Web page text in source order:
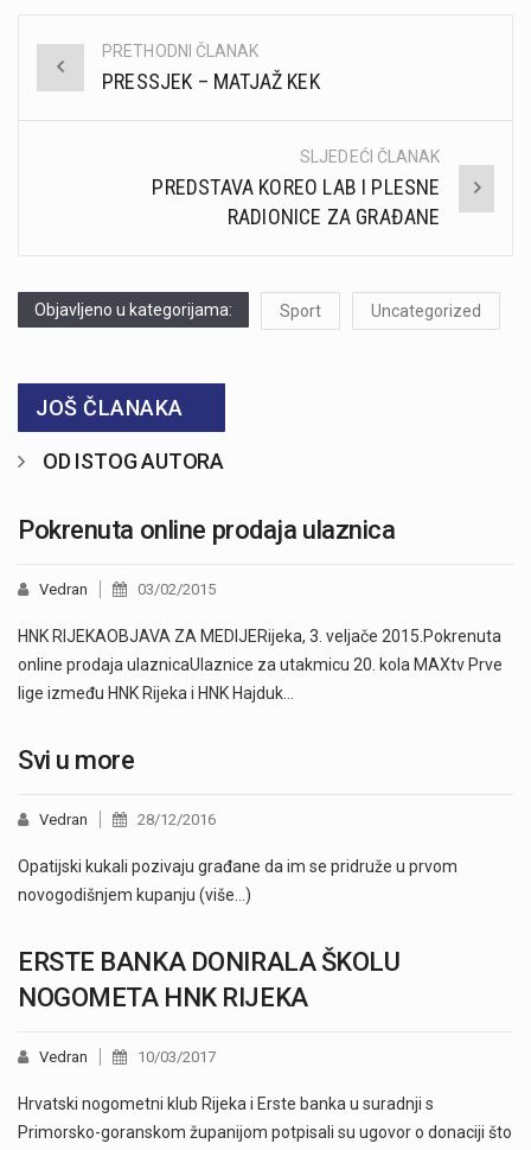
Post
PRETHODNI ČLANAK
PRESSJEK – MATJAŽ KEK
SLJEDEĆI ČLANAK
PREDSTAVA KOREO LAB I PLESNE
RADIONICE ZA GRAĐANE
Objavljeno u kategorijama: Sport Uncategorized
JOŠ ČLANAKA
OD ISTOG AUTORA
Pokrenuta online prodaja ulaznica
Vedran 03/02/2015
HNK RIJEKAOBJAVA ZA MEDIJERijeka, 3. veljače 2015.Pokrenuta
online prodaja ulaznicaUlaznice za utakmicu 20. kola MAXtv Prve
lige između HNK Rijeka i HNK Hajduk…
Svi u more
Vedran 28/12/2016
Opatijski kukali pozivaju građane da im se pridruže u prvom
novogodišnjem kupanju (više…)
ERSTE BANKA DONIRALA ŠKOLU
NOGOMETA HNK RIJEKA
Vedran 10/03/2017
Hrvatski nogometni klub Rijeka i Erste banka u suradnji s
Primorsko-goranskom županijom potpisali su ugovor o donaciji što